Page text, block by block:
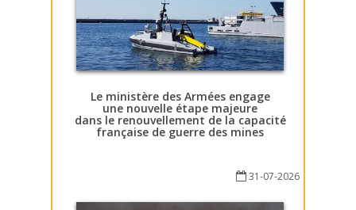
Le ministère des Armées engage
une nouvelle étape majeure
dans le renouvellement de la capacité
française de guerre des mines
31-07-2026